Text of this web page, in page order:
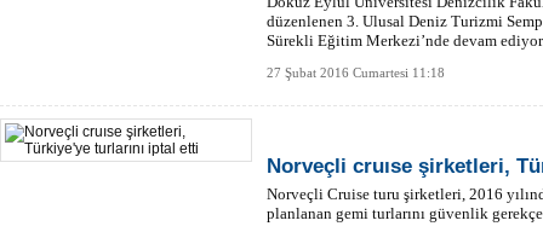
düzenlenen 3. Ulusal Deniz Turizmi
Sürekli Eğitim Merkezi’nde devam
27 Şubat 2016 Cumartesi 11:18
Norveçli cruıse şirketleri,
Norveçli Cruise turu şirketleri, 2016
planlanan gemi turlarını güvenlik